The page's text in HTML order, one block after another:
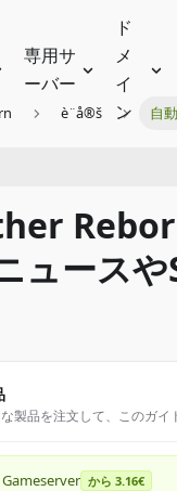
専用サ
ーバー
ド
メ
イ
ン
è¨­å®š 自
ュース
製品を注文して、このガイ
から 3.16€